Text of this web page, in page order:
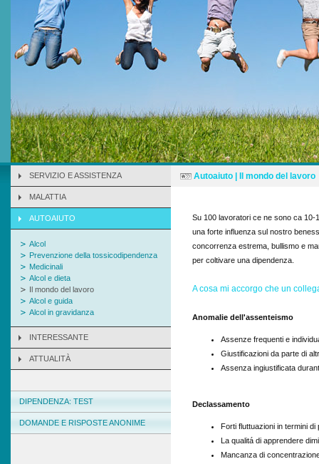
Autoaiuto | Il mondo del lavoro
SERVIZIO E ASSISTENZA
MALATTIA
AUTOAIUTO
Alcol
Prevenzione della tossicodipendenza
Medicinali
Alcol e dieta
Il mondo del lavoro
Alcol e guida
Alcol in gravidanza
INTERESSANTE
ATTUALITÀ
DIPENDENZA: TEST
DOMANDE E RISPOSTE ANONIME
Su 100 lavoratori ce ne sono ca 10-
una forte influenza sul nostro
concorrenza estrema, bullismo e
per coltivare una dipendenza.
A cosa mi accorgo che un
Anomalie dell'assenteismo
Assenze frequenti e
Giustificazioni da parte di
Assenza ingiustificata
Declassamento
Forti fluttuazioni in termini di
La qualitá di apprendere
Mancanza di